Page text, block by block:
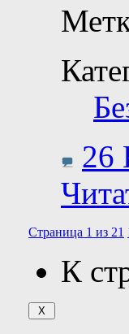
26
Страница 1 из 21
К